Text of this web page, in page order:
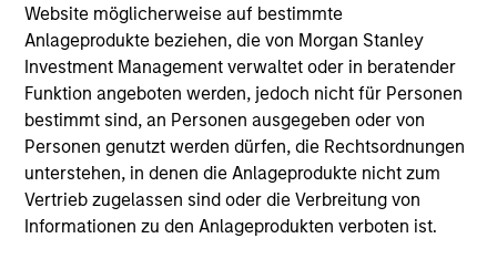
Website möglicherweise auf bestimmte
Anlageprodukte beziehen, die von Morgan Stanley
Investment Management verwaltet oder in beratender
Funktion angeboten werden, jedoch nicht für Personen
bestimmt sind, an Personen ausgegeben oder von
Personen genutzt werden dürfen, die Rechtsordnungen
unterstehen, in denen die Anlageprodukte nicht zum
Vertrieb zugelassen sind oder die Verbreitung von
Informationen zu den Anlageprodukten verboten ist.
positions in local markets and specialty hospitals in
Tier 1 and Tier 2 cities in China.
Investment Team
Morgan Stanley Private Equity Asia